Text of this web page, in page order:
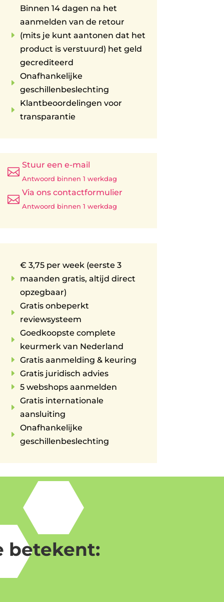
E
Binnen 14 dagen na het
aanmelden van de retour
(mits je kunt aantonen dat het
product is verstuurd) het geld
gecrediteerd
E
Onafhankelijke
geschillenbeslechting
E
Klantbeoordelingen voor
transparantie

Stuur een e-mail
Antwoord binnen 1 werkdag

Via ons contactformulier
Antwoord binnen 1 werkdag
E
€ 3,75 per week (eerste 3
maanden gratis, altijd direct
opzegbaar)
E
Gratis onbeperkt
reviewsysteem
E
Goedkoopste complete
keurmerk van Nederland
E Gratis aanmelding & keuring
E Gratis juridisch advies
E 5 webshops aanmelden
E
Gratis internationale
aansluiting
E
Onafhankelijke
geschillenbeslechting
betekent: